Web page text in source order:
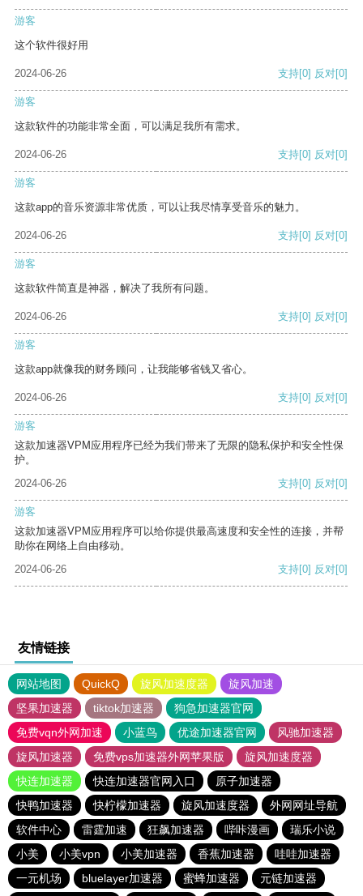
游客
这个软件很好用
2024-06-26 支持[0] 反对[0]
游客
这款软件的功能非常全面，可以满足我所有需求。
2024-06-26 支持[0] 反对[0]
游客
这款app的音乐资源非常优质，可以让我尽情享受音乐的魅力。
2024-06-26 支持[0] 反对[0]
游客
这款软件简直是神器，解决了我所有问题。
2024-06-26 支持[0] 反对[0]
游客
这款app就像我的财务顾问，让我能够省钱又省心。
2024-06-26 支持[0] 反对[0]
游客
这款加速器VPM应用程序已经为我们带来了无限的隐私保护和安全性保
护。
2024-06-26
支持[0] 反对[0]
游客
这款加速器VPM应用程序可以给你提供最高速度和安全性的连接，并帮
助你在网络上自由移动。
2024-06-26
支持[0] 反对[0]
友情链接
网站地图 QuickQ 旋风加速度器
旋风加速
坚果加速器
tiktok加速器
狗急加速器官网
免费vqn外网加速
小蓝鸟 优途加速器官网
风驰加速器
旋风加速器
免费vps加速器外网苹果版
旋风加速度器
快连加速器
快连加速器官网入口
原子加速器
快鸭加速器
快柠檬加速器 旋风加速度器
外网网址导航
软件中心
雷霆加速 狂飙加速器 哔咔漫画
瑞乐小说
小美
小美vpn 小美加速器 香蕉加速器
哇哇加速器
一元机场
bluelayer加速器 蜜蜂加速器 元链加速器